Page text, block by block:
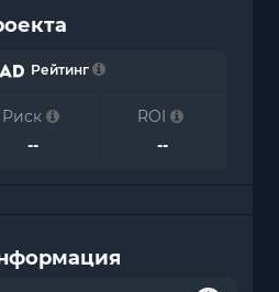
Рейтинг
Риск
--
ROI
--